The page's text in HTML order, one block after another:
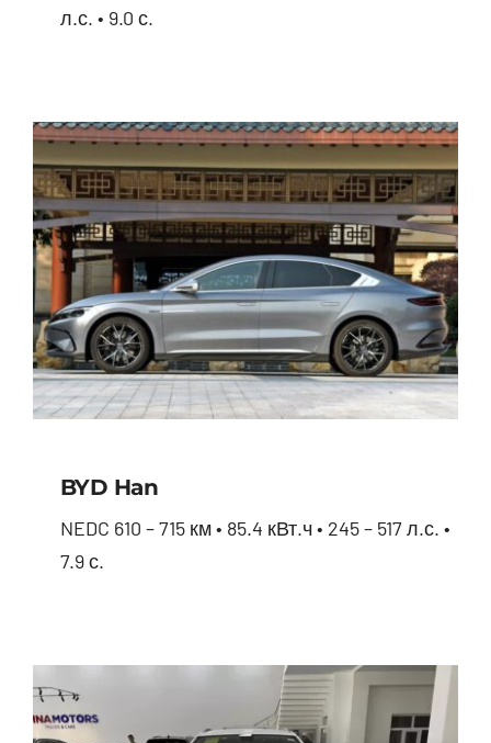
л.с. • 9.0 с.
BYD Han
NEDC 610 – 715 км • 85.4 кВт.ч • 245 – 517 л.с. •
7.9 с.